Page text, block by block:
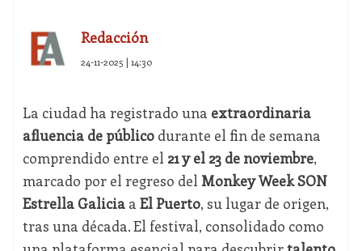
Redacción
24-11-2025 | 14:30
La ciudad ha registrado una extraordinaria
afluencia de públicodurante el fin de semana
comprendido entre el 21 y el 23 de noviembre,
marcado por el regreso del Monkey Week SON
Estrella Galiciaa El Puerto, su lugar de origen,
tras una década. El festival, consolidado como